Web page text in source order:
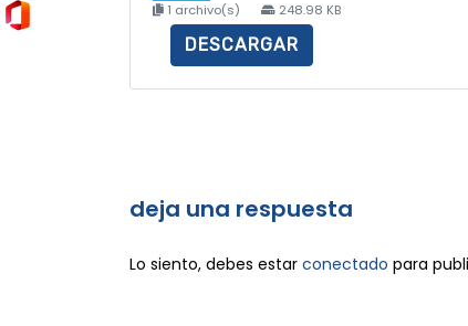
1 archivo(s) 248.98 KB
DESCARGAR
deja una respuesta
Lo siento, debes estar conectado para